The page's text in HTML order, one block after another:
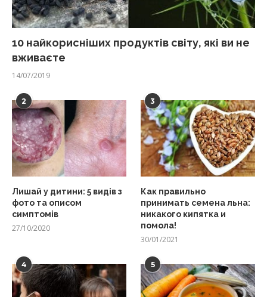
10 найкорисніших продуктів світу, які ви не
вживаєте
14/07/2019
2
Лишай у дитини: 5 видів з
фото та описом
симптомів
27/10/2020
3
Как правильно
принимать семена льна:
никакого кипятка и
помола!
30/01/2021
4 5